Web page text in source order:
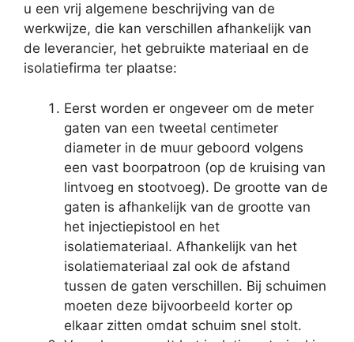
u een vrij algemene beschrijving van de
werkwijze, die kan verschillen afhankelijk van
de leverancier, het gebruikte materiaal en de
isolatiefirma ter plaatse:
Eerst worden er ongeveer om de meter
gaten van een tweetal centimeter
diameter in de muur geboord volgens
een vast boorpatroon (op de kruising van
lintvoeg en stootvoeg). De grootte van de
gaten is afhankelijk van de grootte van
het injectiepistool en het
isolatiemateriaal. Afhankelijk van het
isolatiemateriaal zal ook de afstand
tussen de gaten verschillen. Bij schuimen
moeten deze bijvoorbeeld korter op
elkaar zitten omdat schuim snel stolt.